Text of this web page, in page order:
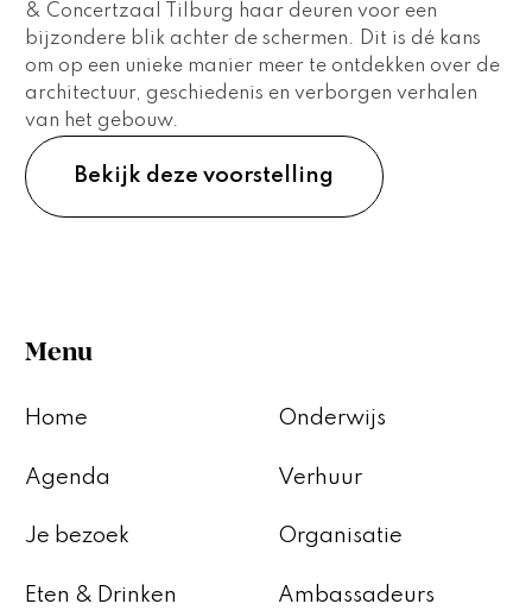
& Concertzaal Tilburg haar deuren voor een
bijzondere blik achter de schermen. Dit is dé kans
om op een unieke manier meer te ontdekken over de
architectuur, geschiedenis en verborgen verhalen
van het gebouw.
Bekijk deze voorstelling
Menu
Home
Agenda
Je bezoek
Eten & Drinken
Onderwijs
Verhuur
Organisatie
Ambassadeurs